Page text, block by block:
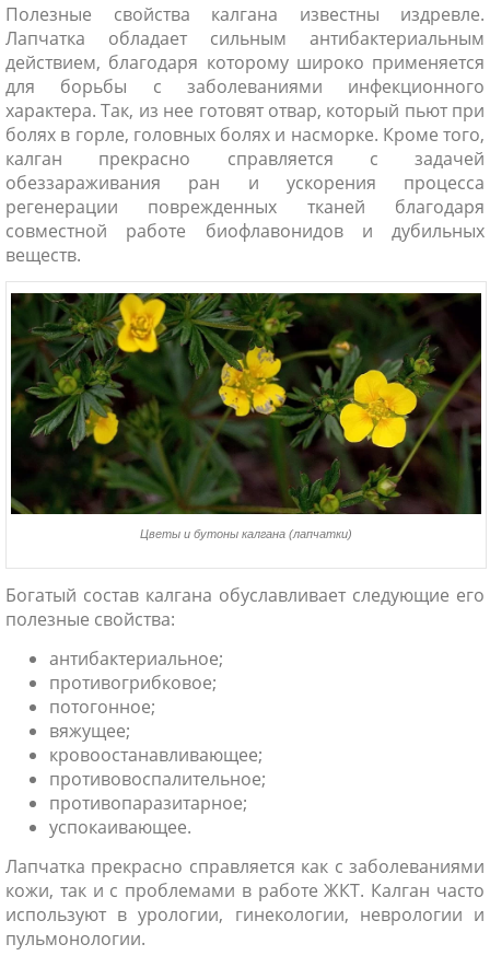
Полезные свойства калгана известны издревле.
Лапчатка обладает сильным антибактериальным
действием, благодаря которому широко применяется
для борьбы с заболеваниями инфекционного
характера. Так, из нее готовят отвар, который пьют при
болях в горле, головных болях и насморке. Кроме того,
калган прекрасно справляется с задачей
обеззараживания ран и ускорения процесса
регенерации поврежденных тканей благодаря
совместной работе биофлавонидов и дубильных
веществ.
Цветы и бутоны калгана (лапчатки)
Богатый состав калгана обуславливает следующие его
полезные свойства:
антибактериальное;
противогрибковое;
потогонное;
вяжущее;
кровоостанавливающее;
противовоспалительное;
противопаразитарное;
успокаивающее.
Лапчатка прекрасно справляется как с заболеваниями
кожи, так и с проблемами в работе ЖКТ. Калган часто
используют в урологии, гинекологии, неврологии и
пульмонологии.